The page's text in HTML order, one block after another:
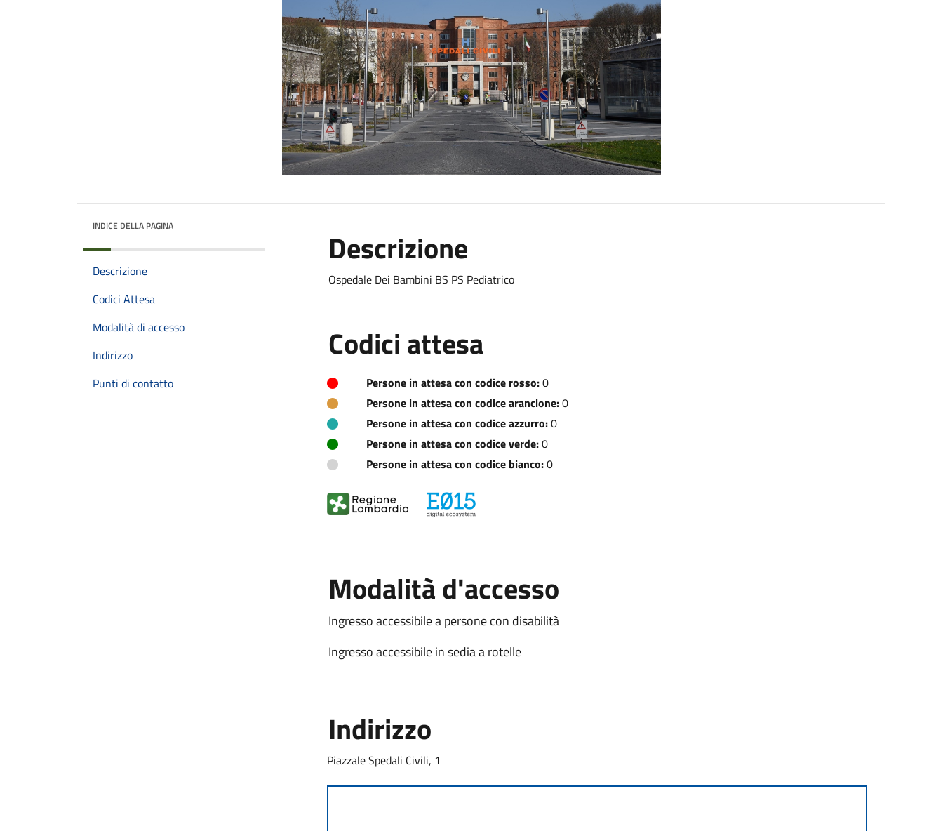
INDICE DELLA PAGINA
Descrizione
Codici Attesa
Modalità di accesso
Indirizzo
Punti di contatto
Descrizione
Ospedale Dei Bambini BS PS Pediatrico
Codici attesa
Persone in attesa con codice rosso:0
Persone in attesa con codice arancione:0
Persone in attesa con codice azzurro:0
Persone in attesa con codice verde:0
Persone in attesa con codice bianco:0
Modalità d'accesso
Ingresso accessibile a persone con disabilità
Ingresso accessibile in sedia a rotelle
Indirizzo
Piazzale Spedali Civili, 1